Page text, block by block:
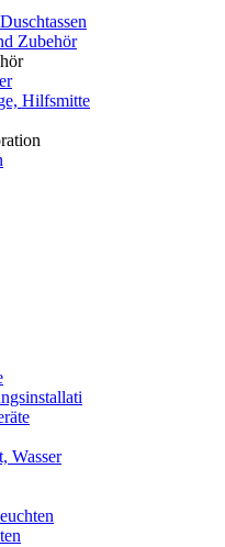
Zubehör
Hilfsmitte
Wasser